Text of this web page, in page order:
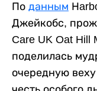
По данным
Джейкобс,
Care UK Oat Hill
поделилась
очередную